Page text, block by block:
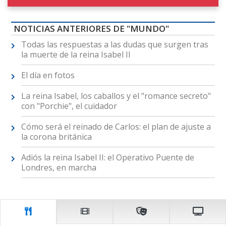
NOTICIAS ANTERIORES DE "MUNDO"
Todas las respuestas a las dudas que surgen tras
la muerte de la reina Isabel II
El día en fotos
La reina Isabel, los caballos y el "romance secreto"
con "Porchie", el cuidador
Cómo será el reinado de Carlos: el plan de ajuste a
la corona británica
Adiós la reina Isabel II: el Operativo Puente de
Londres, en marcha